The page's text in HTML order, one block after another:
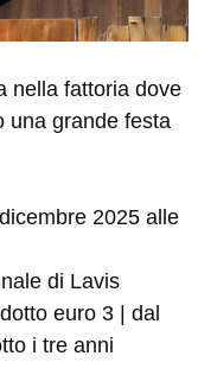
nella fattoria dove
una grande festa
2025 alle
di Lavis
euro 3 | dal
i tre anni